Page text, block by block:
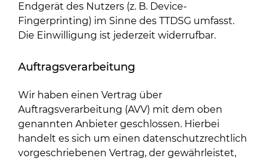
Endgerät des Nutzers (z. B. Device-
Fingerprinting) im Sinne des TTDSG umfasst.
Die Einwilligung ist jederzeit widerrufbar.
Auftragsverarbeitung
Wir haben einen Vertrag über
Auftragsverarbeitung (AVV) mit dem oben
genannten Anbieter geschlossen. Hierbei
handelt es sich um einen datenschutzrechtlich
vorgeschriebenen Vertrag, der gewährleistet,